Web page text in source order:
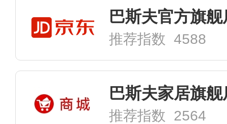
巴斯夫官方旗舰
推荐指数 4588
巴斯夫家居旗舰
推荐指数 2564